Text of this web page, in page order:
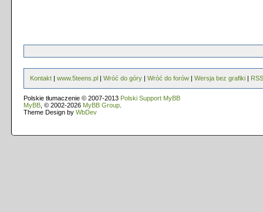
Kontakt | www.5teens.pl | Wróć do góry | Wróć do forów | Wersja bez grafiki | RSS
Polskie tłumaczenie © 2007-2013 Polski Support MyBB
MyBB , © 2002-2026 MyBB Group
Theme Design by WbDev